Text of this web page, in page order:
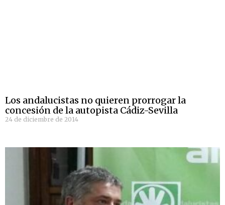
Los andalucistas no quieren prorrogar la
concesión de la autopista Cádiz-Sevilla
24 de diciembre de 2014